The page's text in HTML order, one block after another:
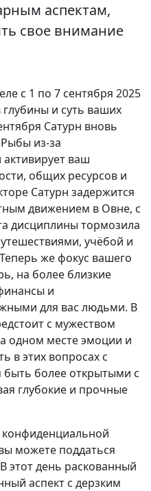
аспектам,
свое внимание
с 1 по 7 сентября 2025
и суть ваших
Сатурн вновь
из-за
ваш
общих ресурсов и
Сатурн задержится
движением в Овне, с
дисциплины тормозила
учёбой и
же фокус вашего
на более близкие
и
для вас людьми. В
с мужеством
одном месте эмоции и
в этих вопросах с
более открытыми с
глубокие и прочные
можете поддаться
этот день раскованный
аспект с дерзким